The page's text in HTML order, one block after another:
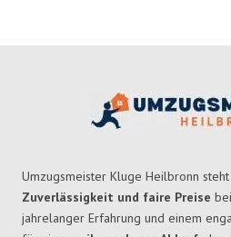
Umzugsmeister Kluge Heilbronn
Zuverlässigkeit und faire Preise
jahrelanger Erfahrung und einem